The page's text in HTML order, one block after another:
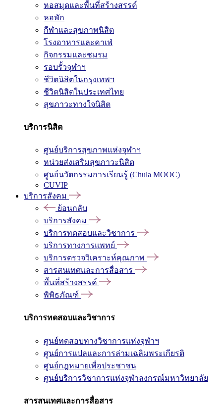
หอสมุดและพื้นที่สร้างสรรค์
หอพัก
กีฬาและสุขภาพนิสิต
โรงอาหารและคาเฟ่
กิจกรรมและชมรม
รอบรั้วจุฬาฯ
ชีวิตนิสิตในกรุงเทพฯ
ชีวิตนิสิตในประเทศไทย
สุขภาวะทางใจนิสิต
บริการนิสิต
ศูนย์บริการสุขภาพแห่งจุฬาฯ
หน่วยส่งเสริมสุขภาวะนิสิต
ศูนย์นวัตกรรมการเรียนรู้ (Chula MOOC)
CUVIP
บริการสังคม
ย้อนกลับ
บริการสังคม
บริการทดสอบและวิชาการ
บริการทางการแพทย์
บริการตรวจวิเคราะห์คุณภาพ
สารสนเทศและการสื่อสาร
พื้นที่สร้างสรรค์
พิพิธภัณฑ์
บริการทดสอบและวิชาการ
ศูนย์ทดสอบทางวิชาการแห่งจุฬาฯ
ศูนย์การแปลและการล่ามเฉลิมพระเกียรติ
ศูนย์กฎหมายเพื่อประชาชน
ศูนย์บริการวิชาการแห่งจุฬาลงกรณ์มหาวิทยาลัย
สารสนเทศและการสื่อสาร